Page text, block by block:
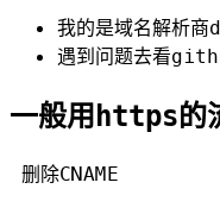
我的是域名解析
遇到问题去看
一般用https的
删除CNAME